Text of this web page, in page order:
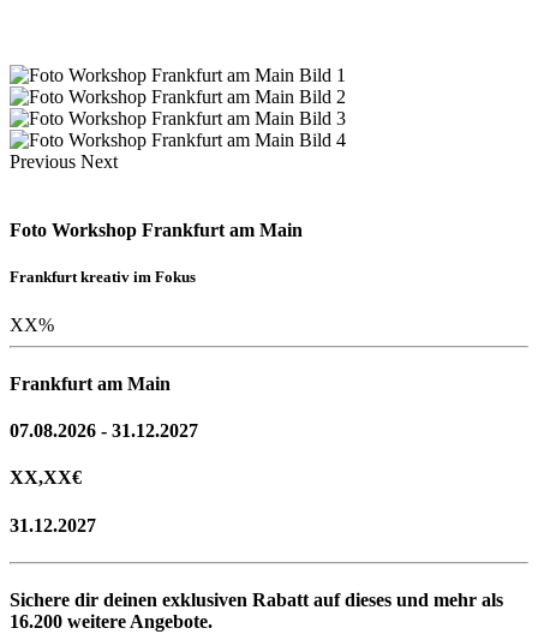
Previous Next
Foto Workshop Frankfurt am Main
Frankfurt kreativ im Fokus
XX%
Frankfurt am Main
07.08.2026 - 31.12.2027
XX,XX€
31.12.2027
Sichere dir deinen exklusiven Rabatt auf dieses und mehr als
16.200 weitere Angebote.